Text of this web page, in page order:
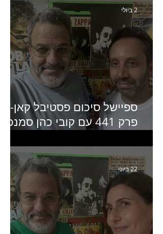
ספיישל סיכום פסטיבל קאן-
פרק 441 עם קובי כהן
2 ביולי
22 ביוני